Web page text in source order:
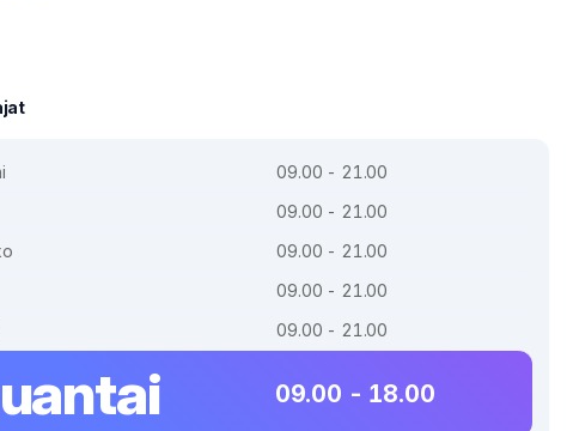
09.00 - 21.00
09.00 - 21.00
09.00 - 21.00
09.00 - 21.00
09.00 - 21.00
09.00 - 18.00